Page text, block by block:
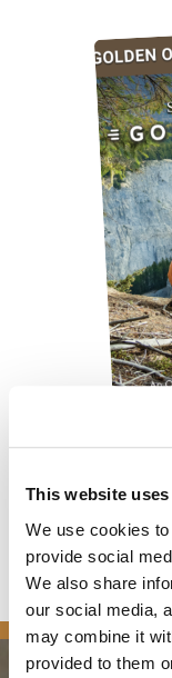
This website
We use cookies
provide social
We also share
our social media,
may combine it
provided to them